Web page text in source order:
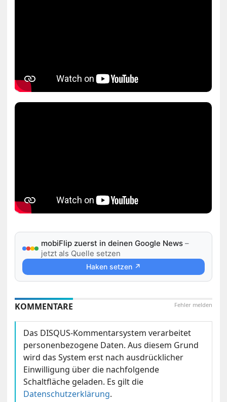
mobiFlip zuerst in deinen Google News –
jetzt als Quelle setzen
Haken setzen ↗
Fehler melden
KOMMENTARE
Das DISQUS-Kommentarsystem verarbeitet
personenbezogene Daten. Aus diesem Grund
wird das System erst nach ausdrücklicher
Einwilligung über die nachfolgende
Schaltfläche geladen. Es gilt die
Datenschutzerklärung.